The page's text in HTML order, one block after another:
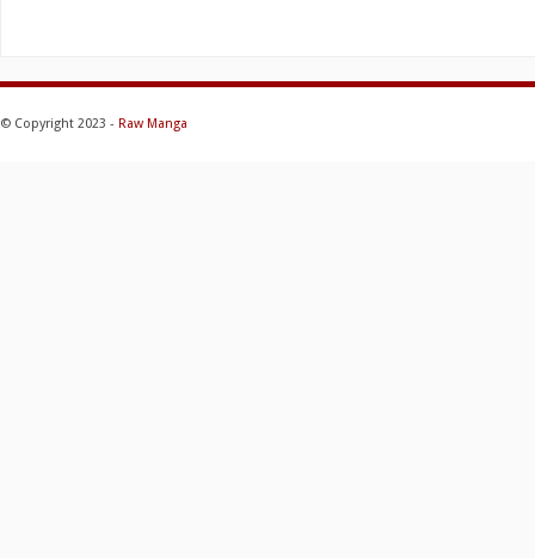
© Copyright 2023 - Raw Manga